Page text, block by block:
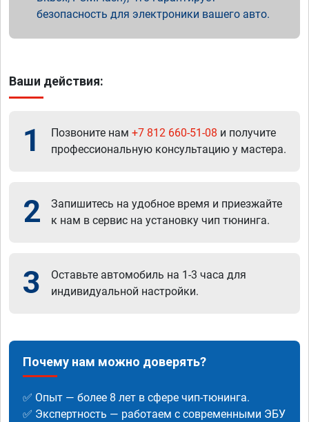
безопасность для электроники вашего авто.
Ваши действия:
1 Позвоните нам +7 812 660-51-08 и получите
профессиональную консультацию у мастера.
2
Запишитесь на удобное время и приезжайте
к нам в сервис на установку чип тюнинга.
3
Оставьте автомобиль на 1-3 часа для
индивидуальной настройки.
Почему нам можно доверять?
✅ Опыт — более 8 лет в сфере чип-тюнинга.
✅ Экспертность — работаем с современными ЭБУ